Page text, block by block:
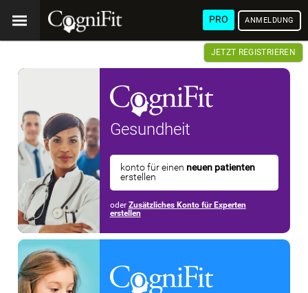
PRO ANMELDUNG
JETZT REGISTRIEREN
Gesundheit
konto für einen neuen patienten
erstellen
oder Zusätzliches Konto für Experten
erstellen